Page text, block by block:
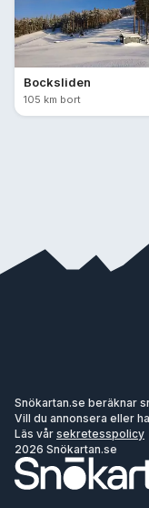
Bocksliden
105 km bort
Snökartan.se beräknar
Vill du annonsera eller
Läs vår sekretesspolicy
2026 Snökartan.se